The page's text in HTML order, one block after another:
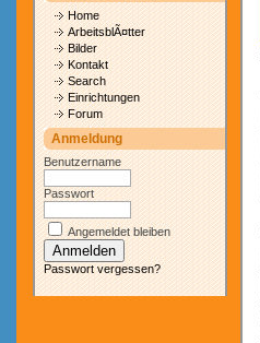
Home
ArbeitsblÃ¤tter
Bilder
Kontakt
Search
Einrichtungen
Forum
Anmeldung
Benutzername
Passwort
Angemeldet bleiben
Passwort vergessen?